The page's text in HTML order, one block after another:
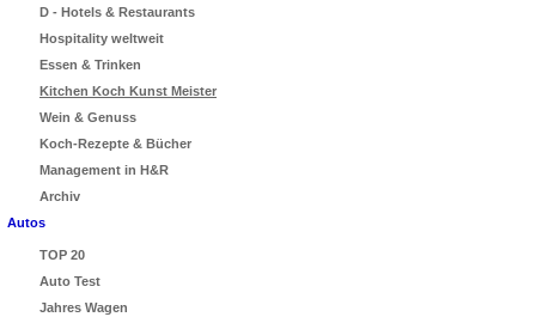
D - Hotels & Restaurants
Hospitality weltweit
Essen & Trinken
Kitchen Koch Kunst Meister
Wein & Genuss
Koch-Rezepte & Bücher
Management in H&R
Archiv
Autos
TOP 20
Auto Test
Jahres Wagen